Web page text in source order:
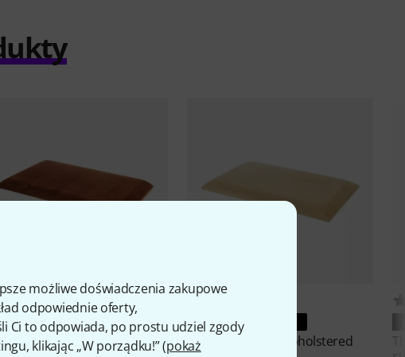
możliwe doświadczenia zakupowe
odpowiednie oferty,
Ci to odpowiada, po prostu udziel zgody
klikając „W porządku!” (pokaż
POŁĄCZENIE
KB-47 Upholstered
IDEALNE POŁĄCZENIE
Thomann
KB-47 Upholstered